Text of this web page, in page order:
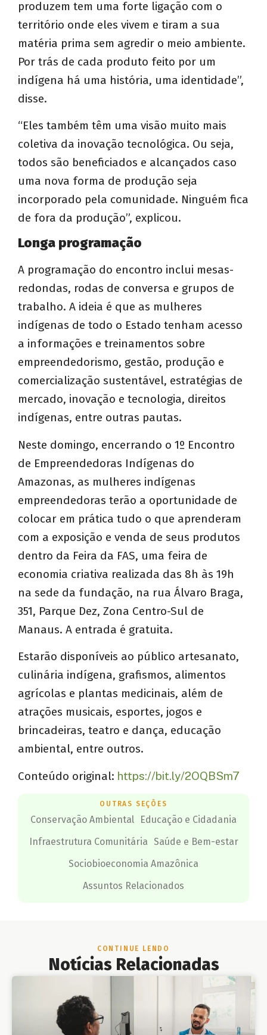
produzem tem uma forte ligação com o
território onde eles vivem e tiram a sua
matéria prima sem agredir o meio ambiente.
Por trás de cada produto feito por um
indígena há uma história, uma identidade”,
disse.
“Eles também têm uma visão muito mais
coletiva da inovação tecnológica. Ou seja,
todos são beneficiados e alcançados caso
uma nova forma de produção seja
incorporado pela comunidade. Ninguém fica
de fora da produção”, explicou.
Longa programação
A programação do encontro inclui mesas-
redondas, rodas de conversa e grupos de
trabalho. A ideia é que as mulheres
indígenas de todo o Estado tenham acesso
a informações e treinamentos sobre
empreendedorismo, gestão, produção e
comercialização sustentável, estratégias de
mercado, inovação e tecnologia, direitos
indígenas, entre outras pautas.
Neste domingo, encerrando o 1º Encontro
de Empreendedoras Indígenas do
Amazonas, as mulheres indígenas
empreendedoras terão a oportunidade de
colocar em prática tudo o que aprenderam
com a exposição e venda de seus produtos
dentro da Feira da FAS, uma feira de
economia criativa realizada das 8h às 19h
na sede da fundação, na rua Álvaro Braga,
351, Parque Dez, Zona Centro-Sul de
Manaus. A entrada é gratuita.
Estarão disponíveis ao público artesanato,
culinária indígena, grafismos, alimentos
agrícolas e plantas medicinais, além de
atrações musicais, esportes, jogos e
brincadeiras, teatro e dança, educação
ambiental, entre outros.
Conteúdo original: https://bit.ly/2OQBSm7
OUTRAS SEÇÕES
Conservação Ambiental
Educação e Cidadania
Infraestrutura Comunitária Saúde e Bem-estar
Sociobioeconomia Amazônica
Assuntos Relacionados
CONTINUE LENDO
Notícias Relacionadas